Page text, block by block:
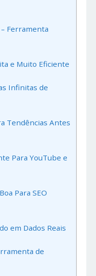
Ferramenta
e Muito Eficiente
Infinitas de
Tendências Antes
Para YouTube e
Para SEO
em Dados Reais
de